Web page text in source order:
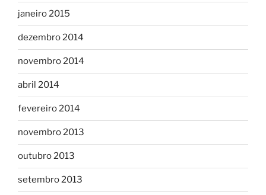
janeiro 2015
dezembro 2014
novembro 2014
abril 2014
fevereiro 2014
novembro 2013
outubro 2013
setembro 2013